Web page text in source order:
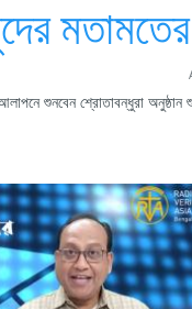
শুনবেন শ্রোতাবন্ধুরা